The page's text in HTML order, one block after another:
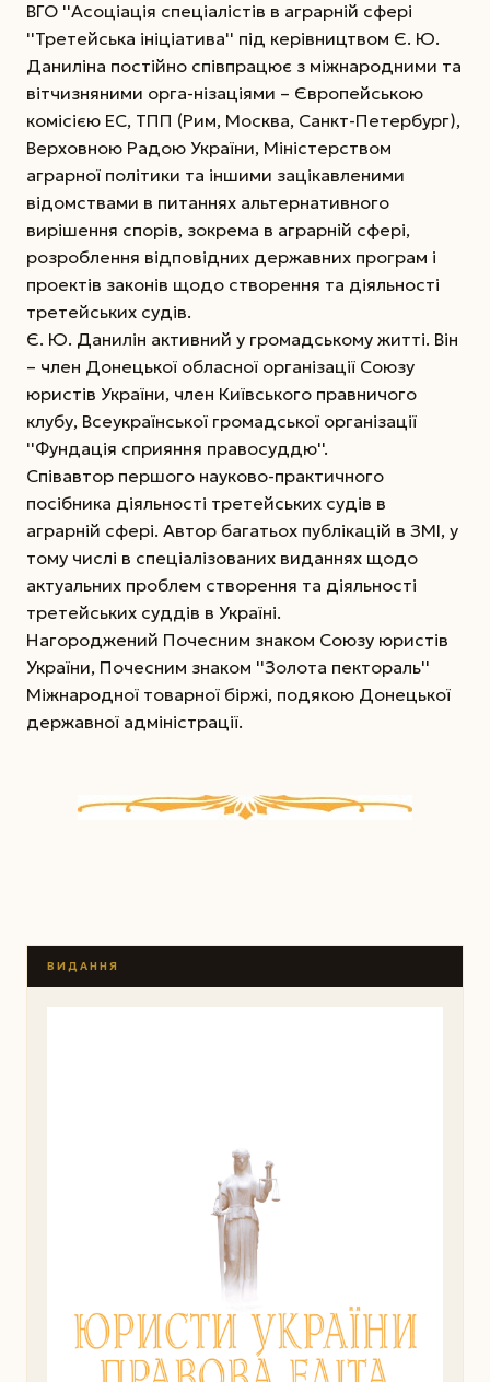
ВГО ''Асоціація спеціалістів в аграрній сфері
''Третейська ініціатива'' під керівництвом Є. Ю.
Даниліна постійно співпрацює з міжнародними та
вітчизняними орга-нізаціями – Європейською
комісією ЕС, ТПП (Рим, Москва, Санкт-Петербург),
Верховною Радою України, Міністерством
аграрної політики та іншими зацікавленими
відомствами в питаннях альтернативного
вирішення спорів, зокрема в аграрній сфері,
розроблення відповідних державних програм і
проектів законів щодо створення та діяльності
третейських судів.
Є. Ю. Данилін активний у громадському житті. Він
– член Донецької обласної організації Союзу
юристів України, член Київського правничого
клубу, Всеукраїнської громадської організації
''Фундація сприяння правосуддю''.
Співавтор першого науково-практичного
посібника діяльності третейських судів в
аграрній сфері. Автор багатьох публікацій в ЗМІ, у
тому числі в спеціалізованих виданнях щодо
актуальних проблем створення та діяльності
третейських суддів в Україні.
Нагороджений Почесним знаком Союзу юристів
України, Почесним знаком ''Золота пектораль''
Міжнародної товарної біржі, подякою Донецької
державної адміністрації.
ВИДАННЯ